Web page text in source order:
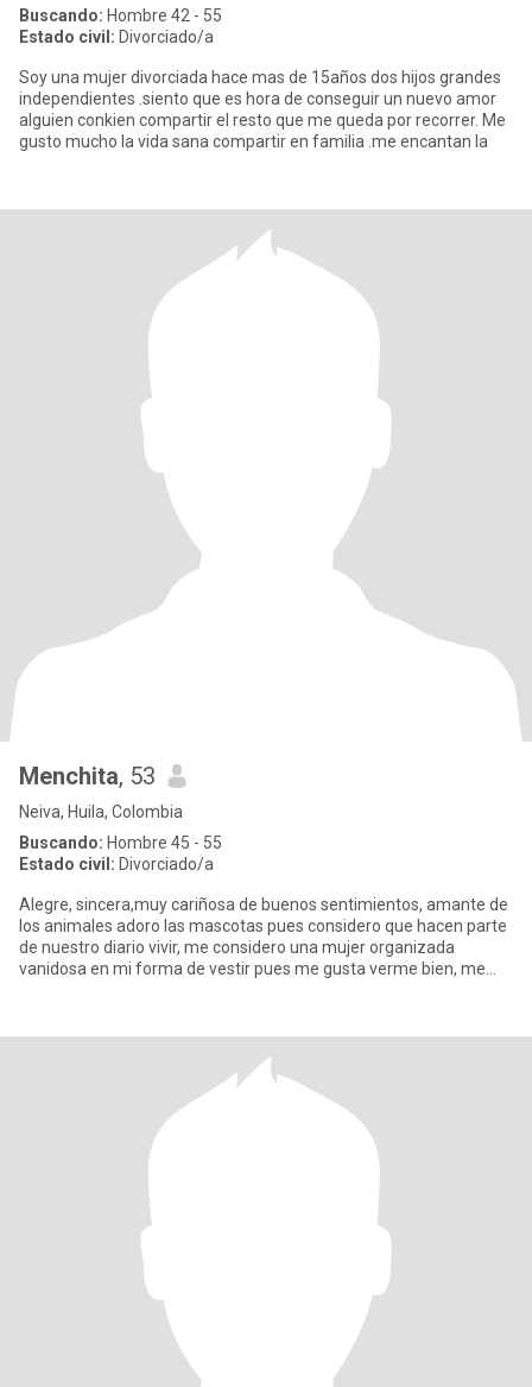
Buscando: Hombre 42 - 55
Estado civil: Divorciado/a
Soy una mujer divorciada hace mas de 15años dos hijos grandes
independientes .siento que es hora de conseguir un nuevo amor
alguien conkien compartir el resto que me queda por recorrer. Me
gusto mucho la vida sana compartir en familia .me encantan la
Menchita, 53
Neiva, Huila, Colombia
Buscando: Hombre 45 - 55
Estado civil: Divorciado/a
Alegre, sincera,muy cariñosa de buenos sentimientos, amante de
los animales adoro las mascotas pues considero que hacen parte
de nuestro diario vivir, me considero una mujer organizada
vanidosa en mi forma de vestir pues me gusta verme bien, me